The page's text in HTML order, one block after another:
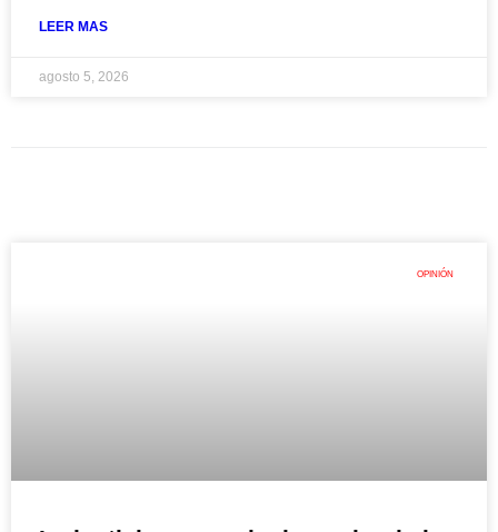
LEER MAS
agosto 5, 2026
OPINIÓN